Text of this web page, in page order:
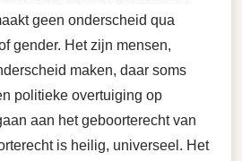
geen onderscheid qua
gender. Het zijn mensen,
maken, daar soms
politieke overtuiging op
aan het geboorterecht van
is heilig, universeel. Het